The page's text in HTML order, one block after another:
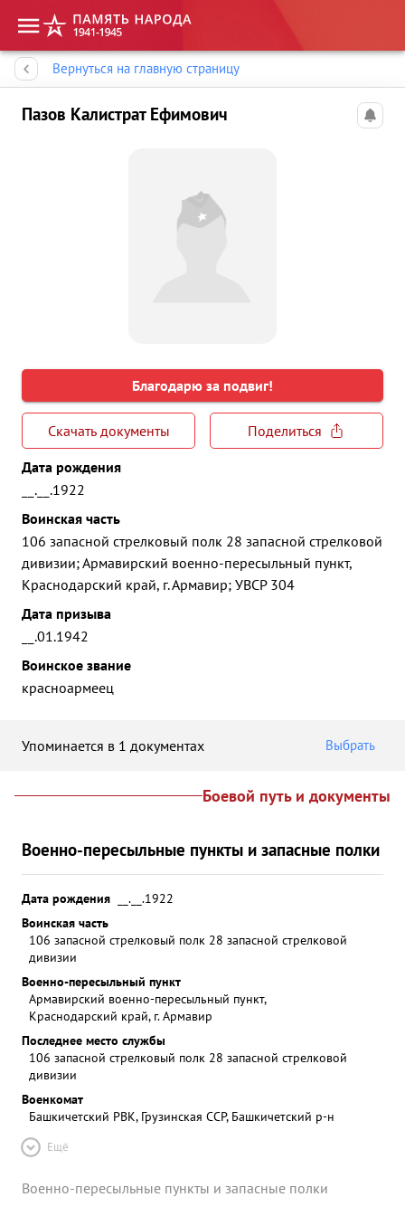
Вернуться на главную страницу
Пазов Калистрат Ефимович
Благодарю за подвиг!
Скачать документы
Поделиться
Дата рождения
__.__.1922
Воинская часть
106 запасной стрелковый полк 28 запасной стрелковой
дивизии; Армавирский военно-пересыльный пункт,
Краснодарский край, г. Армавир; УВСР 304
Дата призыва
__.01.1942
Воинское звание
красноармеец
Упоминается в 1 документах Выбрать
Боевой путь и документы
Военно-пересыльные пункты и запасные полки
Дата рождения
__.__.1922
Воинская часть
106 запасной стрелковый полк 28 запасной стрелковой
дивизии
Военно-пересыльный пункт
Армавирский военно-пересыльный пункт,
Краснодарский край, г. Армавир
Последнее место службы
106 запасной стрелковый полк 28 запасной стрелковой
дивизии
Военкомат
Башкичетский РВК, Грузинская ССР, Башкичетский р-н
Ещё
Военно-пересыльные пункты и запасные полки
Память народа